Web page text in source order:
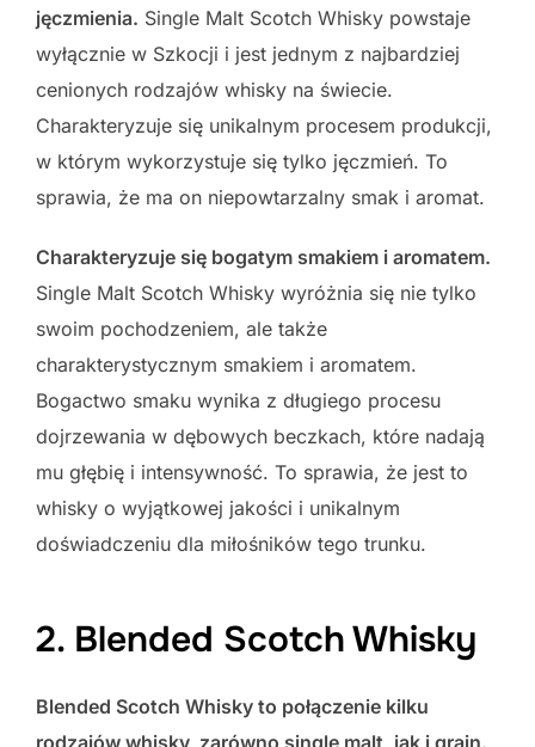
jęczmienia. Single Malt Scotch Whisky powstaje
wyłącznie w Szkocji i jest jednym z najbardziej
cenionych rodzajów whisky na świecie.
Charakteryzuje się unikalnym procesem produkcji,
w którym wykorzystuje się tylko jęczmień. To
sprawia, że ma on niepowtarzalny smak i aromat.
Charakteryzuje się bogatym smakiem i aromatem.
Single Malt Scotch Whisky wyróżnia się nie tylko
swoim pochodzeniem, ale także
charakterystycznym smakiem i aromatem.
Bogactwo smaku wynika z długiego procesu
dojrzewania w dębowych beczkach, które nadają
mu głębię i intensywność. To sprawia, że jest to
whisky o wyjątkowej jakości i unikalnym
doświadczeniu dla miłośników tego trunku.
2. Blended Scotch Whisky
Blended Scotch Whisky to połączenie kilku
rodzajów whisky, zarówno single malt, jak i grain.